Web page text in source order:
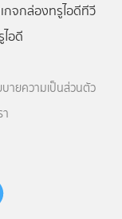
กจกล่องทรูไอดีทีวี
อดี
บายความเป็นส่วนตัว